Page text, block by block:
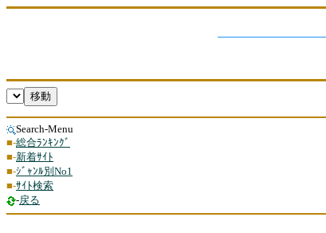
Search-Menu
■-総合ﾗﾝｷﾝｸﾞ
■-新着ｻｲﾄ
■-ｼﾞｬﾝﾙ別No1
■-ｻｲﾄ検索
‐戻る